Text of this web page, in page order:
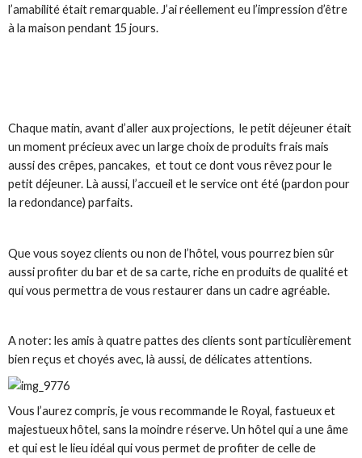
l’amabilité était remarquable. J’ai réellement eu l’impression d’être
à la maison pendant 15 jours.
Chaque matin, avant d’aller aux projections, le petit déjeuner était
un moment précieux avec un large choix de produits frais mais
aussi des crêpes, pancakes, et tout ce dont vous rêvez pour le
petit déjeuner. Là aussi, l’accueil et le service ont été (pardon pour
la redondance) parfaits.
Que vous soyez clients ou non de l’hôtel, vous pourrez bien sûr
aussi profiter du bar et de sa carte, riche en produits de qualité et
qui vous permettra de vous restaurer dans un cadre agréable.
A noter: les amis à quatre pattes des clients sont particulièrement
bien reçus et choyés avec, là aussi, de délicates attentions.
Vous l’aurez compris, je vous recommande le Royal, fastueux et
majestueux hôtel, sans la moindre réserve. Un hôtel qui a une âme
et qui est le lieu idéal qui vous permet de profiter de celle de